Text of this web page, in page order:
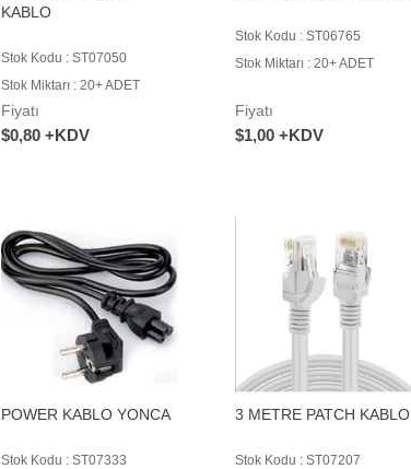
KABLO
Stok Kodu : ST07050
Stok Miktarı : 20+ ADET
Fiyatı
$0,80 +KDV
Stok Kodu : ST06765
Stok Miktarı : 20+ ADET
Fiyatı
$1,00 +KDV
POWER KABLO YONCA
Stok Kodu : ST07333
3 METRE PATCH KABLO
Stok Kodu : ST07207